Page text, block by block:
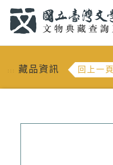
::: 藏品資訊 回上一頁